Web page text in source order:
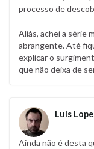
processo de
Aliás, achei a série
abrangente. Até
explicar o
que não deixa de
Luís
Ainda não é desta